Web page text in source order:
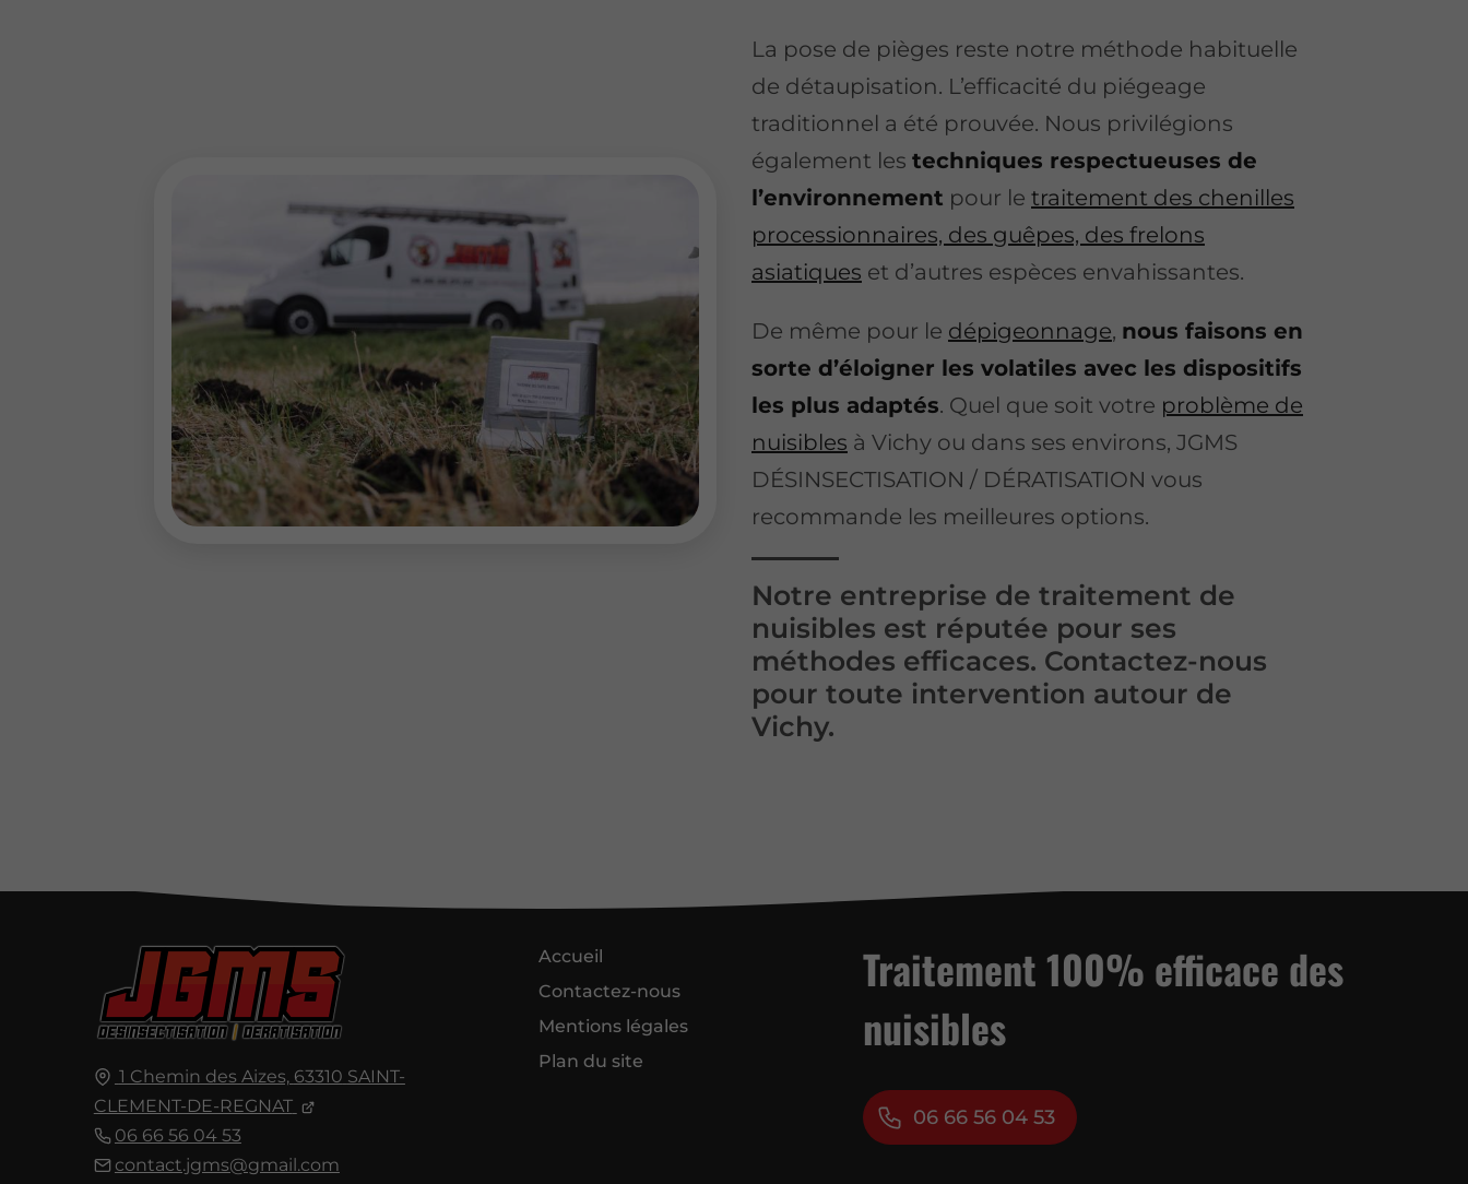
La pose de pièges reste notre méthode habituelle
de détaupisation. L’efficacité du piégeage
traditionnel a été prouvée. Nous privilégions
également les techniques respectueuses de
l’environnement pour le traitement des chenilles
processionnaires, des guêpes, des frelons
asiatiques et d’autres espèces envahissantes.
De même pour le dépigeonnage, nous faisons en
sorte d’éloigner les volatiles avec les dispositifs
les plus adaptés. Quel que soit votre problème de
nuisibles à Vichy ou dans ses environs, JGMS
DÉSINSECTISATION / DÉRATISATION vous
recommande les meilleures options.
Notre entreprise de traitement de
nuisibles est réputée pour ses
méthodes efficaces. Contactez-nous
pour toute intervention autour de
Vichy.
1 Chemin des Aizes, 63310 SAINT-
CLEMENT-DE-REGNAT
06 66 56 04 53
contact.jgms@gmail.com
Accueil
Contactez-nous
Mentions légales
Plan du site
Traitement 100% efficace des
nuisibles
06 66 56 04 53